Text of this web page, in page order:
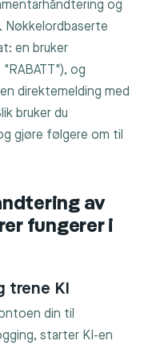
og
Nøkkelordbaserte
en bruker
og
direktemelding med
bruker du
gjøre følgere om til
av
fungerer i
trene KI
din til
starter KI-en